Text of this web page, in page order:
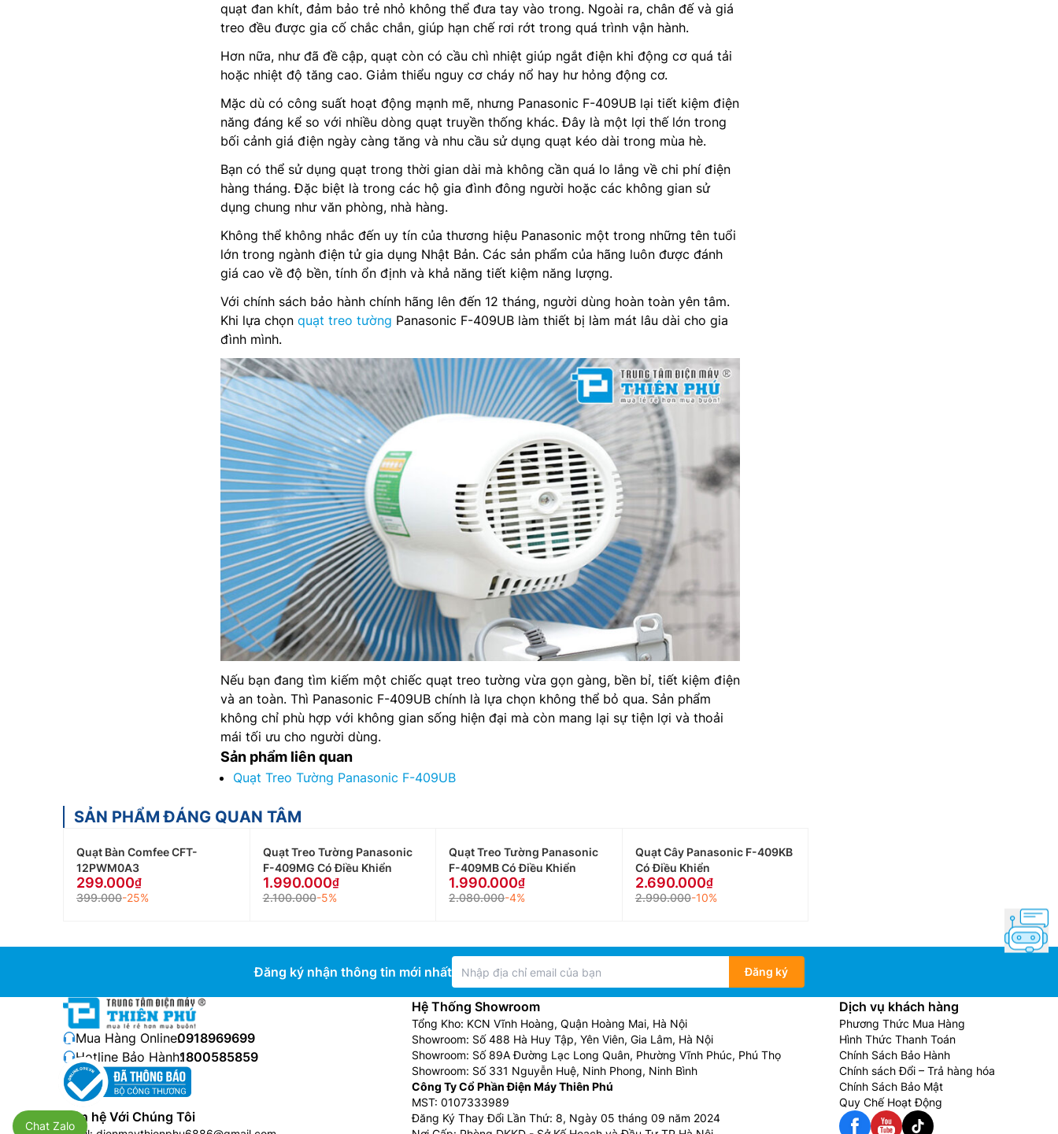
quạt đan khít, đảm bảo trẻ nhỏ không thể đưa tay vào trong. Ngoài ra, chân đế và giá
treo đều được gia cố chắc chắn, giúp hạn chế rơi rớt trong quá trình vận hành.
Hơn nữa, như đã đề cập, quạt còn có cầu chì nhiệt giúp ngắt điện khi động cơ quá tải
hoặc nhiệt độ tăng cao. Giảm thiểu nguy cơ cháy nổ hay hư hỏng động cơ.
Mặc dù có công suất hoạt động mạnh mẽ, nhưng Panasonic F-409UB lại tiết kiệm điện
năng đáng kể so với nhiều dòng quạt truyền thống khác. Đây là một lợi thế lớn trong
bối cảnh giá điện ngày càng tăng và nhu cầu sử dụng quạt kéo dài trong mùa hè.
Bạn có thể sử dụng quạt trong thời gian dài mà không cần quá lo lắng về chi phí điện
hàng tháng. Đặc biệt là trong các hộ gia đình đông người hoặc các không gian sử
dụng chung như văn phòng, nhà hàng.
Không thể không nhắc đến uy tín của thương hiệu Panasonic một trong những tên tuổi
lớn trong ngành điện tử gia dụng Nhật Bản. Các sản phẩm của hãng luôn được đánh
giá cao về độ bền, tính ổn định và khả năng tiết kiệm năng lượng.
Với chính sách bảo hành chính hãng lên đến 12 tháng, người dùng hoàn toàn yên tâm.
Khi lựa chọn quạt treo tường Panasonic F-409UB làm thiết bị làm mát lâu dài cho gia
đình mình.
Nếu bạn đang tìm kiếm một chiếc quạt treo tường vừa gọn gàng, bền bỉ, tiết kiệm điện
và an toàn. Thì Panasonic F-409UB chính là lựa chọn không thể bỏ qua. Sản phẩm
không chỉ phù hợp với không gian sống hiện đại mà còn mang lại sự tiện lợi và thoải
mái tối ưu cho người dùng.
Sản phẩm liên quan
Quạt Treo Tường Panasonic F-409UB
SẢN PHẨM ĐÁNG QUAN TÂM
Quạt Bàn Comfee CFT-
12PWM0A3
299.000
399.000-25%
Quạt Treo Tường Panasonic
F-409MG Có Điều Khiển
1.990.000
2.100.000-5%
Quạt Treo Tường Panasonic
F-409MB Có Điều Khiển
1.990.000
2.080.000-4%
Quạt Cây Panasonic F-409KB
Có Điều Khiển
2.690.000
2.990.000-10%
Đăng ký nhận thông tin mới nhất Đăng ký
Mua Hàng Online:0918969699
Hotline Bảo Hành:1800585859
Liên hệ Với Chúng Tôi
Hệ Thống Showroom
Tổng Kho: KCN Vĩnh Hoàng, Quận Hoàng Mai, Hà Nội
Showroom: Số 488 Hà Huy Tập, Yên Viên, Gia Lâm, Hà Nội
Showroom: Số 89A Đường Lạc Long Quân, Phường Vĩnh Phúc, Phú Thọ
Showroom: Số 331 Nguyễn Huệ, Ninh Phong, Ninh Bình
Công Ty Cổ Phần Điện Máy Thiên Phú
MST: 0107333989
Đăng Ký Thay Đổi Lần Thứ: 8, Ngày 05 tháng 09 năm 2024
Dịch vụ khách hàng
Phương Thức Mua Hàng
Hình Thức Thanh Toán
Chính Sách Bảo Hành
Chính sách Đổi – Trả hàng hóa
Chính Sách Bảo Mật
Quy Chế Hoạt Động
Chat Zalo